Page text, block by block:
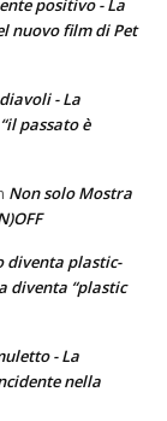
positivo - La
nuovo film di Pet
- La
passato è
Non solo Mostra
diventa plastic-
diventa “plastic
- La
nella